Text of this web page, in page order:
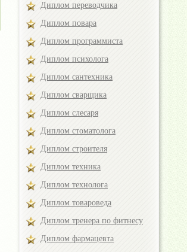
Диплом переводчика
Диплом повара
Диплом программиста
Диплом психолога
Диплом сантехника
Диплом сварщика
Диплом слесаря
Диплом стоматолога
Диплом строителя
Диплом техника
Диплом технолога
Диплом товароведа
Диплом тренера по фитнесу
Диплом фармацевта